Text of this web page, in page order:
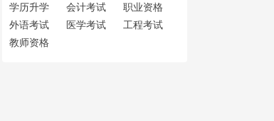
学历升学
会计考试
职业资格
外语考试
医学考试
工程考试
教师资格